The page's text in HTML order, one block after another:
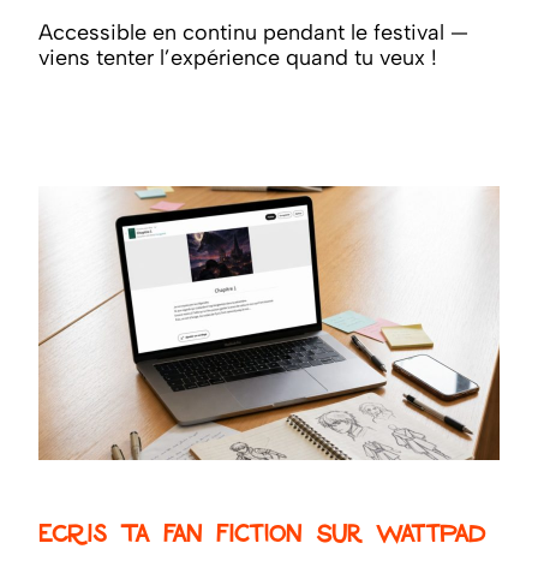
Accessible en continu pendant le festival —
viens tenter l’expérience quand tu veux !
Ecris ta fan fiction sur Wattpad